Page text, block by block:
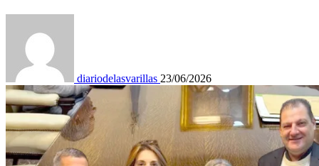
diariodelasvarillas 23/06/2026